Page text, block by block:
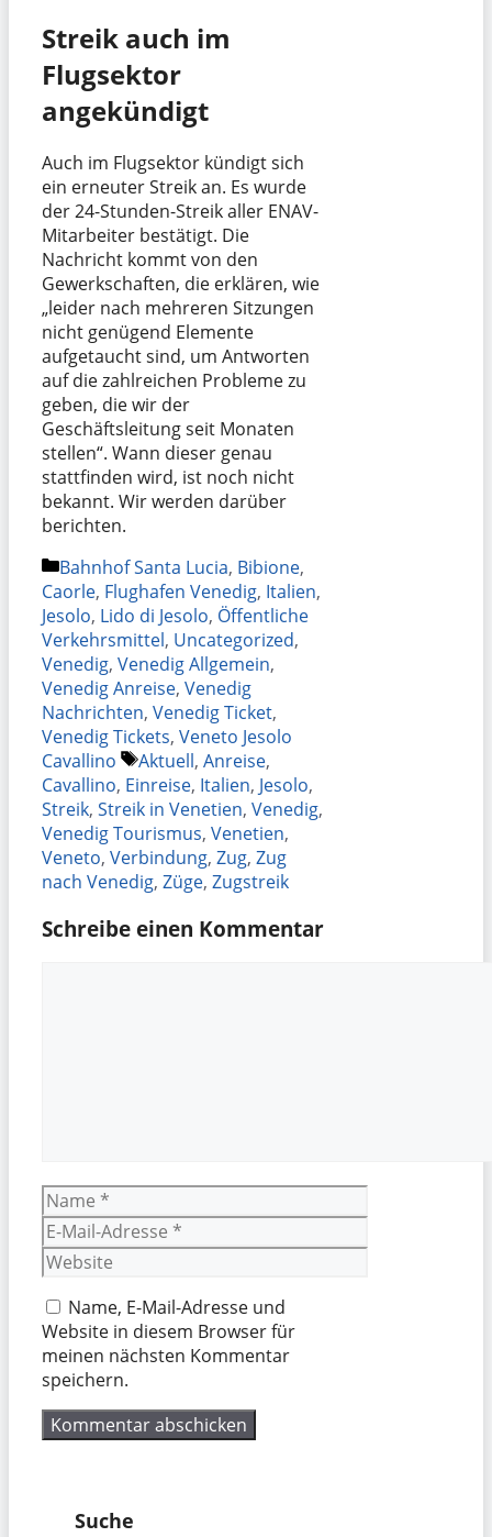
Streik auch im
Flugsektor
angekündigt
Auch im Flugsektor kündigt sich
ein erneuter Streik an. Es wurde
der 24-Stunden-Streik aller ENAV-
Mitarbeiter bestätigt. Die
Nachricht kommt von den
Gewerkschaften, die erklären, wie
„leider nach mehreren Sitzungen
nicht genügend Elemente
aufgetaucht sind, um Antworten
auf die zahlreichen Probleme zu
geben, die wir der
Geschäftsleitung seit Monaten
stellen“. Wann dieser genau
stattfinden wird, ist noch nicht
bekannt. Wir werden darüber
berichten.
Kategorien
Bahnhof Santa Lucia, Bibione,
Caorle, Flughafen Venedig, Italien,
Jesolo, Lido di Jesolo, Öffentliche
Verkehrsmittel, Uncategorized,
Venedig, Venedig Allgemein,
Venedig Anreise, Venedig
Nachrichten, Venedig Ticket,
Venedig Tickets, Veneto Jesolo
Cavallino
Schlagwörter
Aktuell, Anreise,
Cavallino, Einreise, Italien, Jesolo,
Streik, Streik in Venetien, Venedig,
Venedig Tourismus, Venetien,
Veneto, Verbindung, Zug, Zug
nach Venedig, Züge, Zugstreik
Schreibe einen Kommentar
Name
E-
Mail-
Adresse
Website
Name, E-Mail-Adresse und
Website in diesem Browser für
meinen nächsten Kommentar
speichern.
Suche